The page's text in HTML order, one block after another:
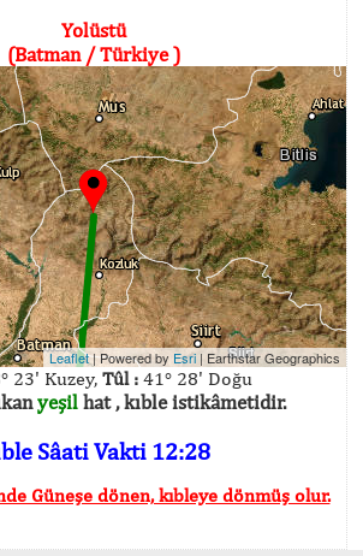
Yolüstü
(Batman / Türkiye )
Leaflet| Powered by Esri | Earthstar Geographics
23' Kuzey, Tûl :41° 28' Doğu
yeşilhat , kıble istikâmetidir.
Sâati Vakti 12:28
Güneşe dönen, kıbleye dönmüş olur.